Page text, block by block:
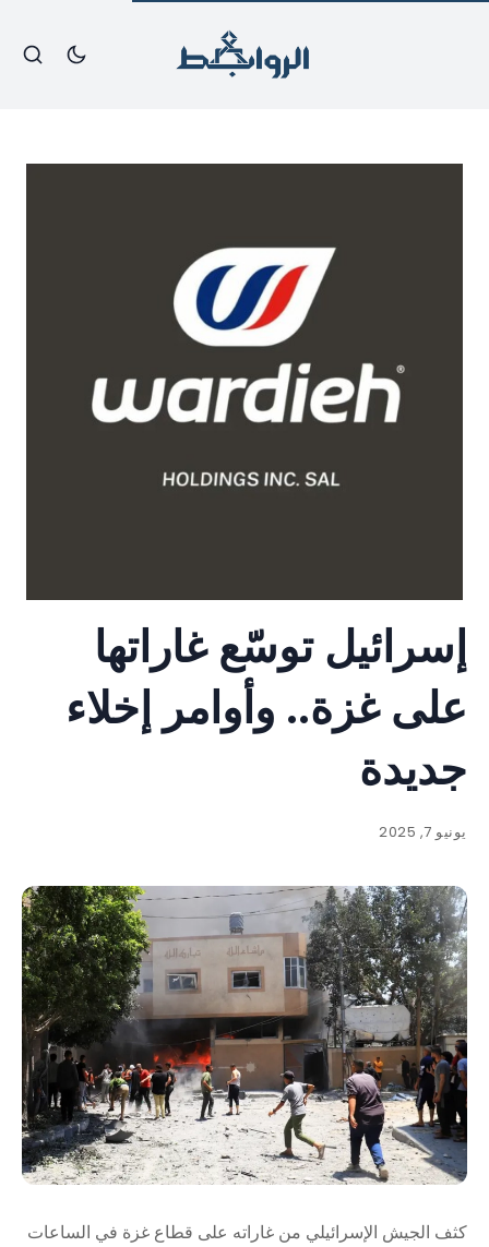
إسرائيل توسّع غاراتها
على غزة.. وأوامر إخلاء
جديدة
يونيو 7, 2025
كثف الجيش الإسرائيلي من غاراته على قطاع غزة في الساعات